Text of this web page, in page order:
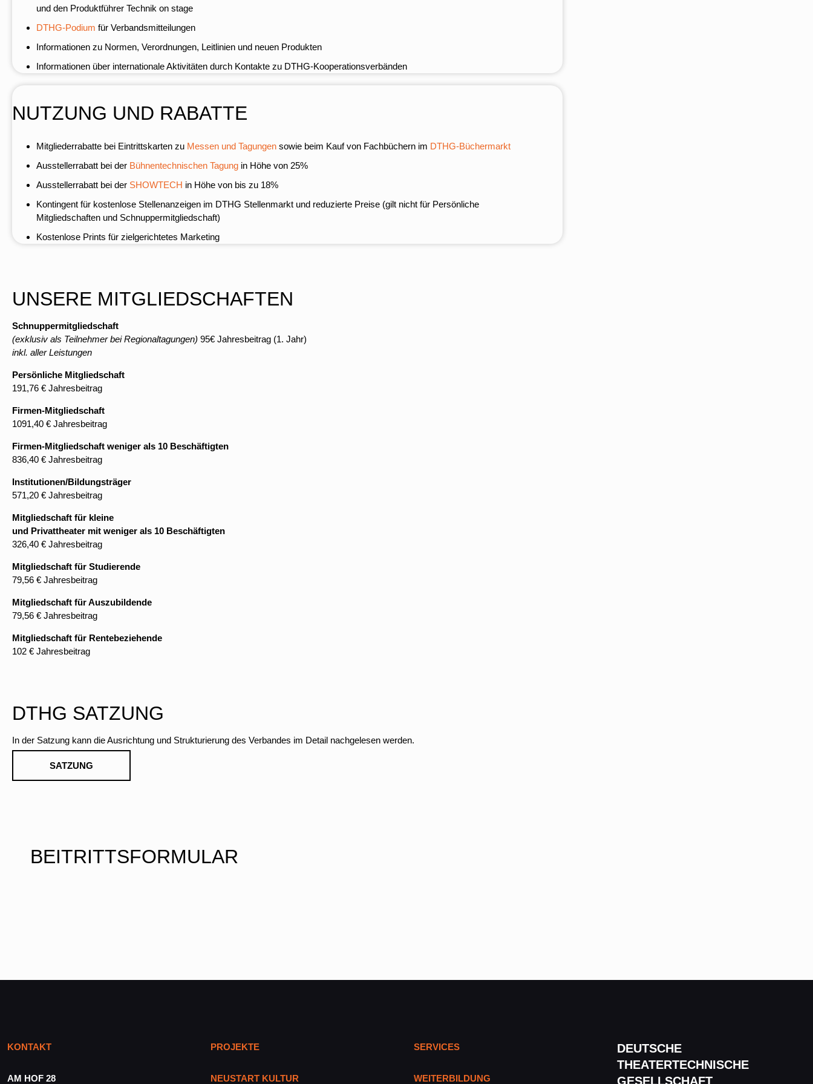
und den Produktführer Technik on stage
DTHG-Podium für Verbandsmitteilungen
Informationen zu Normen, Verordnungen, Leitlinien und neuen Produkten
Informationen über internationale Aktivitäten durch Kontakte zu DTHG-Kooperationsverbänden
NUTZUNG UND RABATTE
Mitgliederrabatte bei Eintrittskarten zu Messen und Tagungen sowie beim Kauf von Fachbüchern im DTHG-Büchermarkt
Ausstellerrabatt bei der Bühnentechnischen Tagung in Höhe von 25%
Ausstellerrabatt bei der SHOWTECH in Höhe von bis zu 18%
Kontingent für kostenlose Stellenanzeigen im DTHG Stellenmarkt und reduzierte Preise (gilt nicht für Persönliche
Mitgliedschaften und Schnuppermitgliedschaft)
Kostenlose Prints für zielgerichtetes Marketing
UNSERE MITGLIEDSCHAFTEN
Schnuppermitgliedschaft
(exklusiv als Teilnehmer bei Regionaltagungen) 95€ Jahresbeitrag (1. Jahr)
inkl. aller Leistungen
Persönliche Mitgliedschaft
191,76 € Jahresbeitrag
Firmen-Mitgliedschaft
1091,40 € Jahresbeitrag
Firmen-Mitgliedschaft weniger als 10 Beschäftigten
836,40 € Jahresbeitrag
Institutionen/Bildungsträger
571,20 € Jahresbeitrag
Mitgliedschaft für kleine
und Privattheater mit weniger als 10 Beschäftigten
326,40 € Jahresbeitrag
Mitgliedschaft für Studierende
79,56 € Jahresbeitrag
Mitgliedschaft für Auszubildende
79,56 € Jahresbeitrag
Mitgliedschaft für Rentebeziehende
102 € Jahresbeitrag
DTHG SATZUNG
In der Satzung kann die Ausrichtung und Strukturierung des Verbandes im Detail nachgelesen werden.
SATZUNG
BEITRITTSFORMULAR
KONTAKT
AM HOF 28
PROJEKTE
NEUSTART KULTUR
SERVICES
WEITERBILDUNG
DEUTSCHE
THEATERTECHNISCHE
GESELLSCHAFT